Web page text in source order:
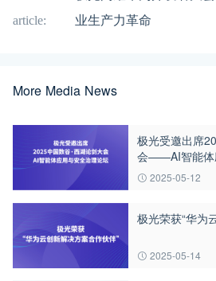
article:
业生产力革命
More Media News
极光受邀出席
会——AI智能体
2025-05-12
极光荣获“华为
2025-05-14